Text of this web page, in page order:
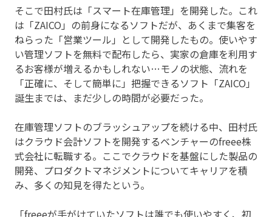
そこで田村氏は「スマート在庫管理」を開発した。これ
は「ZAICO」の前身になるソフトだが、あくまで集客を
ねらった「営業ツール」として開発したもの。使いやす
い管理ソフトを無料で配布したら、実家の倉庫を利用す
るお客様が増えるかもしれない…モノの状態、流れを
「正確に、そして簡単に」把握できるソフト「ZAICO」
誕生までは、まだ少しの時間が必要だった。
在庫管理ソフトのブラッシュアップを続ける中、田村氏
はクラウド会計ソフトを開発するベンチャーのfreee株
式会社に転職する。ここでクラウドを基盤にした製品の
開発、プロダクトマネジメントについてキャリアを積
み、多くの知見を得たという。